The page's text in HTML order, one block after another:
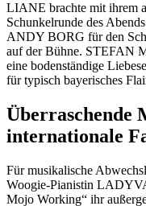
LIANE brachte mit ihrem
Schunkelrunde des
ANDY BORG für den
auf der Bühne. STEFAN
eine bodenständige
für typisch bayerisches
Überraschende
internationale
Für musikalische
Woogie-Pianistin
Mojo Working“ ihr